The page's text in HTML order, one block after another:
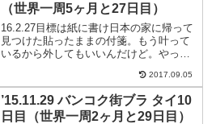
（世界一周5ヶ月と27日目）
16.2.27目標は紙に書け日本の家に帰って
見つけた貼ったままの付箋。もう叶って
いるから外してもいいんだけど。やっぱ
典さんによれば「目標を達成出来ない一
番の理由は目標を忘れるから。年の初め
に立てた目標覚え...
2017.09.05
’15.11.29 バンコク街ブラ タイ10
日目（世界一周2ヶ月と29日目）